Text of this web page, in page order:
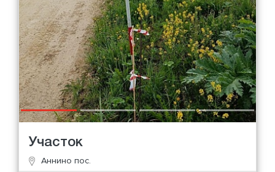
Участок
Аннино пос.